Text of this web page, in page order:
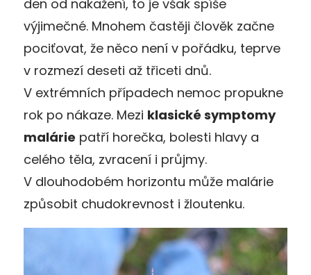
den od nakažení, to je však spíše
výjimečné. Mnohem častěji člověk začne
pociťovat, že něco není v pořádku, teprve
v rozmezí deseti až třiceti dnů.
V extrémních případech nemoc propukne
rok po nákaze. Mezi klasické symptomy
malárie patří horečka, bolesti hlavy a
celého těla, zvracení i průjmy.
V dlouhodobém horizontu může malárie
způsobit chudokrevnost i žloutenku.